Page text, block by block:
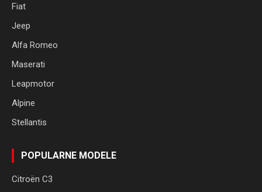
Fiat
Jeep
Alfa Romeo
Maserati
Leapmotor
Alpine
Stellantis
POPULARNE MODELE
Citroën C3